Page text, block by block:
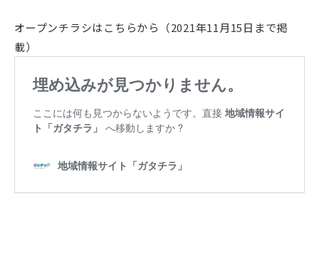
オープンチラシはこちらから（2021年11月15日まで掲
載）